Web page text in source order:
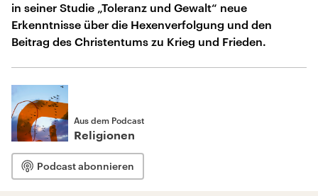
in seiner Studie „Toleranz und Gewalt“ neue
Erkenntnisse über die Hexenverfolgung und den
Beitrag des Christentums zu Krieg und Frieden.
Aus dem Podcast
Religionen
Podcast abonnieren